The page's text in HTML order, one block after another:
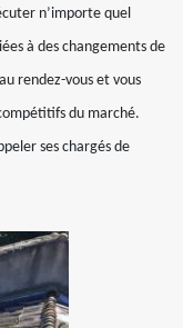
n’importe quel
à des changements de
rendez-vous et vous
du marché.
ses chargés de